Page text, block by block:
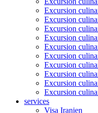
Excursion
Excursion
Excursion
Excursion
Excursion
Excursion
Excursion
Excursion
Excursion
Excursion
services
Visa Iranien